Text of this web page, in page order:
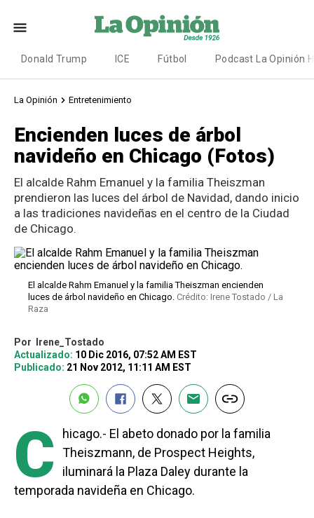
Donald Trump ICE Fútbol Podcast La Opinión
La Opinión Entretenimiento
Encienden luces de árbol
navideño en Chicago (Fotos)
El alcalde Rahm Emanuel y la familia Theiszman
prendieron las luces del árbol de Navidad, dando inicio
a las tradiciones navideñas en el centro de la Ciudad
de Chicago.
El alcalde Rahm Emanuel y la familia Theiszman encienden
luces de árbol navideño en Chicago. Crédito: Irene Tostado / La
Raza
Por
Irene_Tostado
Actualizado: 10 Dic 2016, 07:52 AM EST
Publicado: 21 Nov 2012, 11:11 AM EST
C
hicago.- El abeto donado por la familia
Theiszmann, de Prospect Heights,
iluminará la Plaza Daley durante la
temporada navideña en Chicago.